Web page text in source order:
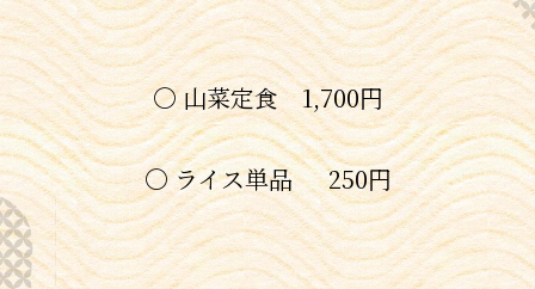
〇 山菜定食 1,700円
〇 ライス単品 250円